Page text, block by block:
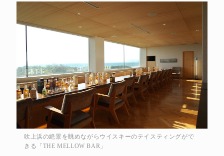
吹上浜の絶景を眺めながらウイスキーのテイスティングがで
きる「THE MELLOW BAR」